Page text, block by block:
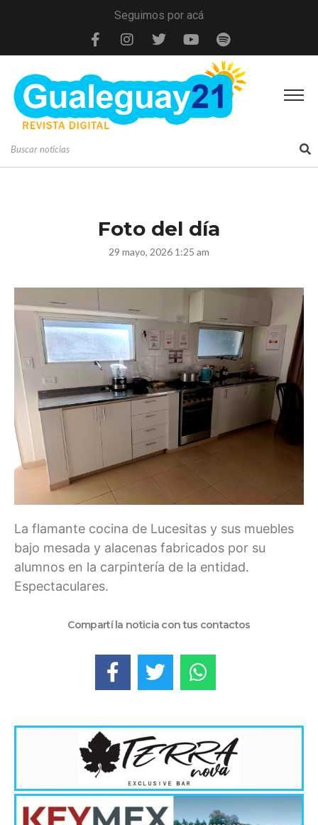
Seguimos por acá
Foto del día
29 mayo, 2026 1:25 am
La flamante cocina de Lucesitas y sus muebles
bajo mesada y alacenas fabricados por su
alumnos en la carpintería de la entidad.
Espectaculares.
Compartí la noticia con tus contactos